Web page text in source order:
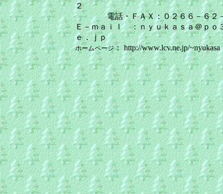
２
電話・ＦＡＸ：０２６６－６２－
Ｅ－ｍａｉｌ ：ｎｙｕｋａｓａ＠ｐｏ
ｅ．ｊｐ
ホームページ： http://www.lcv.ne.jp/~nyukasa